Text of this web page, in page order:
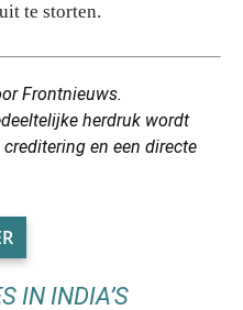
te storten.
Frontnieuws.
herdruk wordt
en een directe
IN INDIA’S